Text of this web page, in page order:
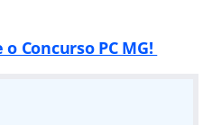
Concurso PC MG!